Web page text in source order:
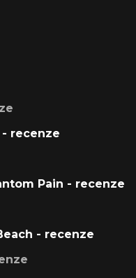
recenze
Pain - recenze
- recenze